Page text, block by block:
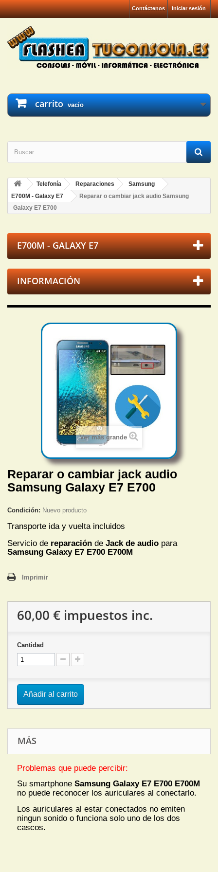
Iniciar sesión
Contáctenos
carrito vacío
Telefonía Reparaciones
Samsung
E700M - Galaxy E7
Reparar o cambiar jack audio Samsung
Galaxy E7 E700
E700M - GALAXY E7
INFORMACIÓN
Ver más grande
Reparar o cambiar jack audio
Samsung Galaxy E7 E700
Condición: Nuevo producto
Transporte ida y vuelta incluidos
Servicio de reparación de Jack de audio para
Samsung Galaxy E7 E700 E700M
Imprimir
60,00 € impuestos inc.
Cantidad
Añadir al carrito
MÁS
Problemas que puede percibir:
Su smartphone Samsung Galaxy E7 E700 E700M
no puede reconocer los auriculares al conectarlo.
Los auriculares al estar conectados no emiten
ningun sonido o funciona solo uno de los dos
cascos.